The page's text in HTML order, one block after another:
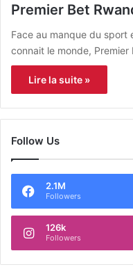
Premier Bet
Face au manque du sport
connait le monde, Premier
Lire la suite »
Follow Us
2.1M
Followers
126k
Followers